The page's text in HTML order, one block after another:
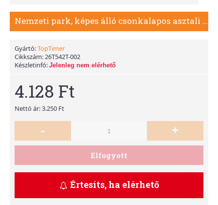
Nemzeti park, képes álló csonkalapos asztali naptár T054, Bordó
Gyártó:TopTimer
Cikkszám:26T542T-002
Készletinfó: Jelenleg nem elérhető
4.128 Ft
Nettó ár: 3.250 Ft
- +
Elfogyott
Értesíts, ha elérhető